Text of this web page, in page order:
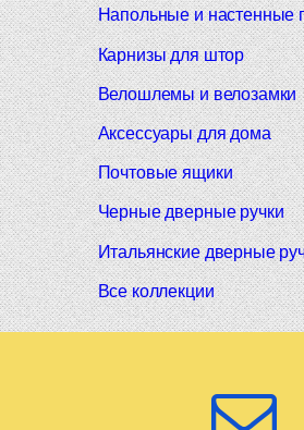
Напольные и настенные
Карнизы для штор
Велошлемы и велозамки
Аксессуары для дома
Почтовые ящики
Черные дверные ручки
Итальянские дверные
Все коллекции